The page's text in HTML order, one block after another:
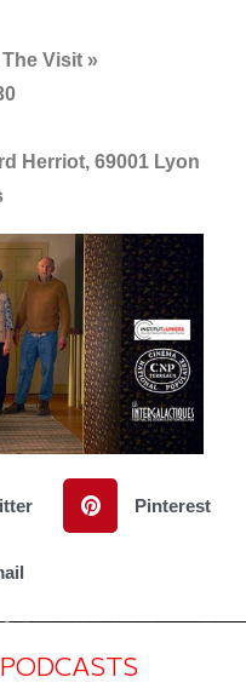
Visit »
Herriot, 69001 Lyon
Pinterest